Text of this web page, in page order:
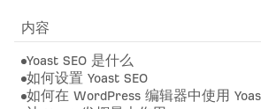
内容
Yoast SEO 是什么
如何设置 Yoast SEO
如何在 WordPress 编辑器中使用